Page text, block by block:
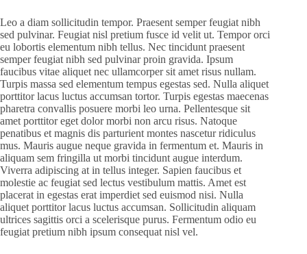
Leo a diam sollicitudin tempor. Praesent semper feugiat nibh
sed pulvinar. Feugiat nisl pretium fusce id velit ut. Tempor orci
eu lobortis elementum nibh tellus. Nec tincidunt praesent
semper feugiat nibh sed pulvinar proin gravida. Ipsum
faucibus vitae aliquet nec ullamcorper sit amet risus nullam.
Turpis massa sed elementum tempus egestas sed. Nulla aliquet
porttitor lacus luctus accumsan tortor. Turpis egestas maecenas
pharetra convallis posuere morbi leo urna. Pellentesque sit
amet porttitor eget dolor morbi non arcu risus. Natoque
penatibus et magnis dis parturient montes nascetur ridiculus
mus. Mauris augue neque gravida in fermentum et. Mauris in
aliquam sem fringilla ut morbi tincidunt augue interdum.
Viverra adipiscing at in tellus integer. Sapien faucibus et
molestie ac feugiat sed lectus vestibulum mattis. Amet est
placerat in egestas erat imperdiet sed euismod nisi. Nulla
aliquet porttitor lacus luctus accumsan. Sollicitudin aliquam
ultrices sagittis orci a scelerisque purus. Fermentum odio eu
feugiat pretium nibh ipsum consequat nisl vel.